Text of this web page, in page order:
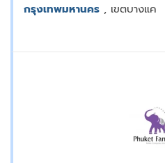
กรุงเทพมหานคร , เขตบางแค